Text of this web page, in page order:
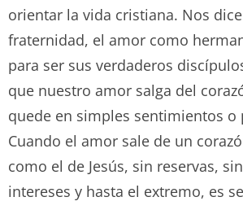
orientar la vida cristiana. Nos
fraternidad, el amor como
para ser sus verdaderos
que nuestro amor salga del
quede en simples sentimientos o
Cuando el amor sale de un
como el de Jesús, sin reservas,
intereses y hasta el extremo, es